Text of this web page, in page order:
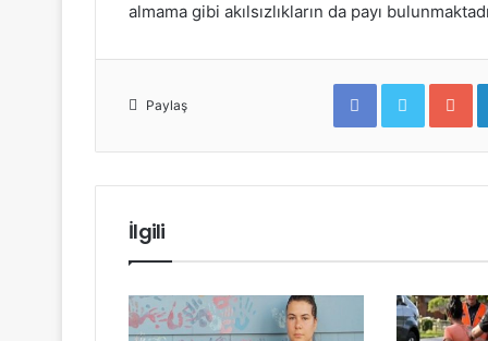
almama gibi akılsızlıkların da payı
Paylaş
F
e
b
o
T
t
t
r
G
g
l
+
İlgili